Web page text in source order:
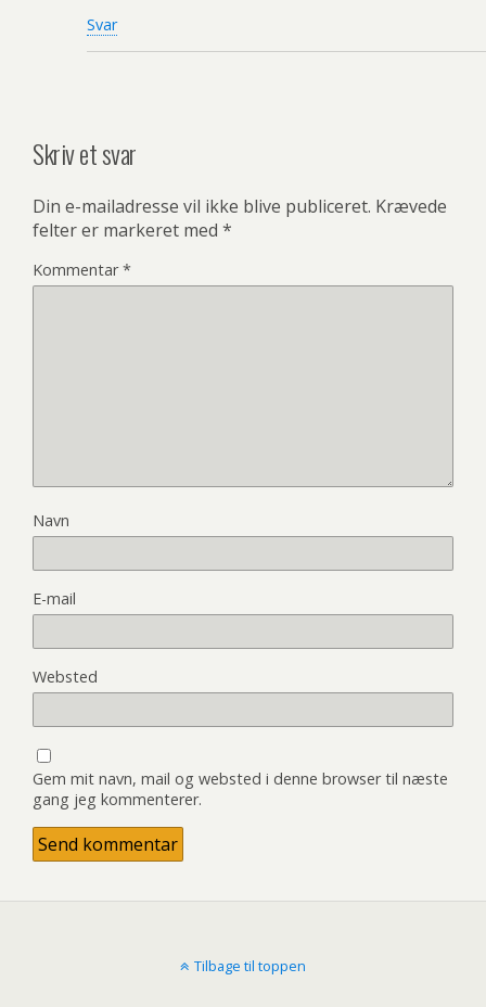
Svar
Skriv et svar
Din e-mailadresse vil ikke blive publiceret. Krævede
felter er markeret med *
Kommentar*
Navn
E-mail
Websted
Gem mit navn, mail og websted i denne browser til næste
gang jeg kommenterer.
Tilbage til toppen